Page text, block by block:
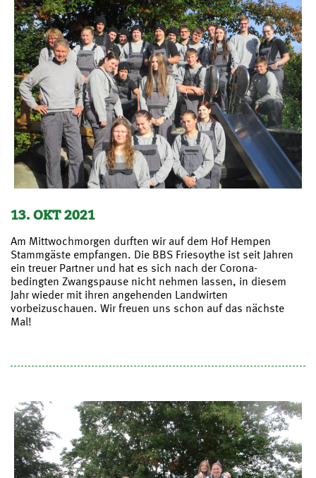
13. OKT 2021
Am Mittwochmorgen durften wir auf dem Hof Hempen
Stammgäste empfangen. Die BBS Friesoythe ist seit Jahren
ein treuer Partner und hat es sich nach der Corona-
bedingten Zwangspause nicht nehmen lassen, in diesem
Jahr wieder mit ihren angehenden Landwirten
vorbeizuschauen. Wir freuen uns schon auf das nächste
Mal!